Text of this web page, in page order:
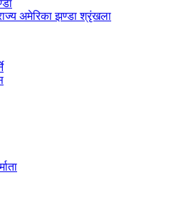
अमेरिका झण्डा श्रृंखला